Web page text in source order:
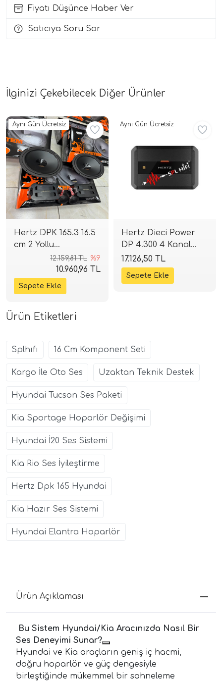
Fiyatı Düşünce Haber Ver
Satıcıya Soru Sor
İlginizi Çekebilecek Diğer Ürünler
Hertz DPK 165.3 16.5
cm 2 Yollu
Komponent Seti | 80
W RMS / 160 W Peak
| 93 dB | 4 Ohm |
SPLHIFI
12.159,81 TL %9
10.960,96 TL
Aynı Gün Ücretsiz
Hertz Dieci Power
DP 4.300 4 Kanal
Amfi | 4x75W RMS
Class-AB | SPLHIFI
17.126,50 TL
Aynı Gün Ücretsiz
Ürün Etiketleri
Splhıfı 16 Cm Komponent Seti
Kargo İle Oto Ses Uzaktan Teknik Destek
Hyundai Tucson Ses Paketi
Kia Sportage Hoparlör Değişimi
Hyundai İ20 Ses Sistemi
Kia Rio Ses İyileştirme
Hertz Dpk 165 Hyundai
Kia Hazır Ses Sistemi
Hyundai Elantra Hoparlör
Ürün Açıklaması
Bu Sistem Hyundai/Kia Aracınızda Nasıl Bir
Ses Deneyimi Sunar?
Hyundai ve Kia araçların geniş iç hacmi,
doğru hoparlör ve güç dengesiyle
birleştiğinde mükemmel bir sahneleme